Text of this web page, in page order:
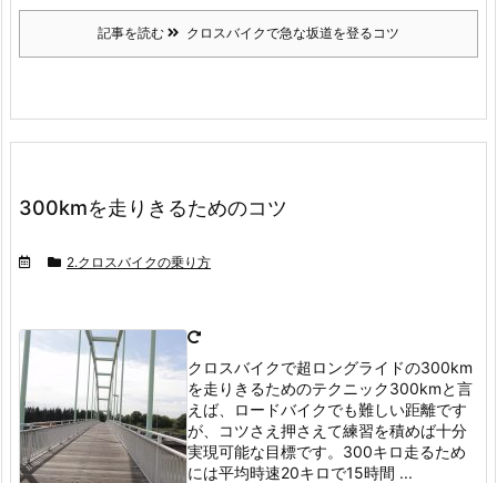
記事を読む クロスバイクで急な坂道を登るコツ
300kmを走りきるためのコツ
2.クロスバイクの乗り方
クロスバイクで超ロングライドの300km
を走りきるためのテクニック300kmと言
えば、ロードバイクでも難しい距離です
が、コツさえ押さえて練習を積めば十分
実現可能な目標です。 300キロ走るため
には平均時速20キロで15時間 ...